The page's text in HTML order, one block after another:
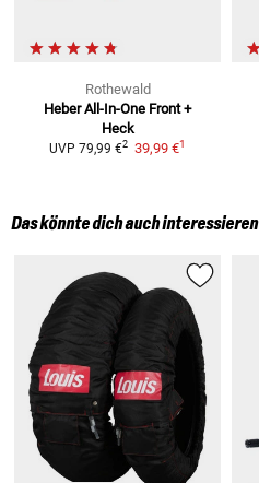
Rothewald
Heber All-In-One Front +
Heck
UVP 79,99 €2 39,99 €1
Das könnte dich auch interessieren